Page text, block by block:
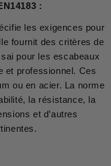
:
les exigences pour
fournit des critères de
pour les escabeaux
et professionnel. Ces
ou en acier. La norme
la résistance, la
et d’autres